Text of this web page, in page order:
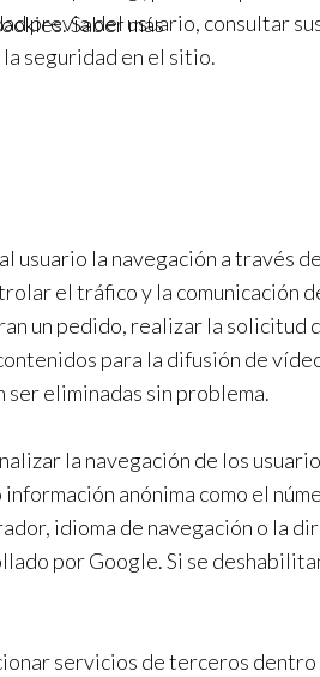
Saber más
previa del usuario, consultar
seguridad en el sitio.
usuario la navegación a través
el tráfico y la comunicación
un pedido, realizar la
para la difusión de
ser eliminadas sin problema.
la navegación de los
anónima como el
idioma de navegación o la
por Google. Si se
servicios de terceros